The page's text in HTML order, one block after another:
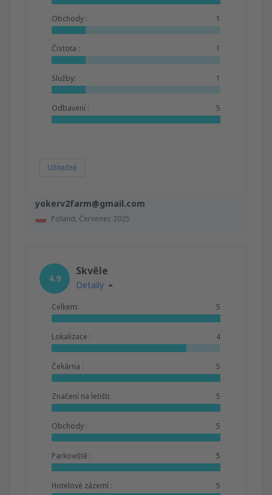
yokerv2farm@gmail.com
Poland, Červenec 2025
Obchody : 1
Čistota : 1
Služby: 1
Odbavení : 5
Užitečné
4.9
Skvěle
Detaily
Celkem: 5
Lokalizace : 4
Čekárna : 5
Značení na letišti: 5
Obchody : 5
Parkoviště : 5
Hotelové zázemí : 5